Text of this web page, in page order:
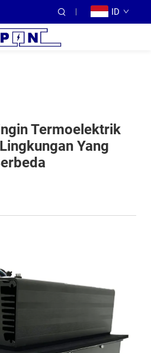
ID
Termoelektrik
Yang